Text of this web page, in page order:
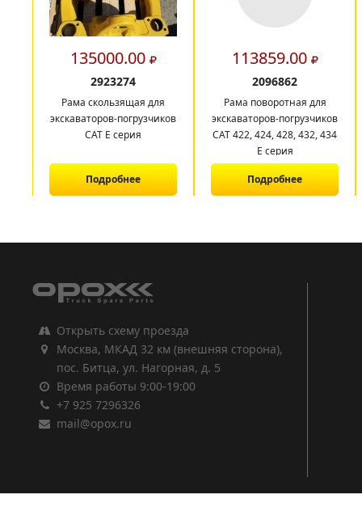
135000.00
2923274
Рама скользящая для
экскаваторов-погрузчиков
CAT E серия
Подробнее
113859.00
2096862
Рама поворотная для
экскаваторов-погрузчиков
CAT 422, 424, 428, 432, 434
E серия
Подробнее
Открыть схему проезда
Москва, МКАД 32 км (внешняя сторона),
пос. Битца, ул. Нагорная, д. 5
Время работы 9:00-19:00
+7 925 7296326
mail@opox.ru